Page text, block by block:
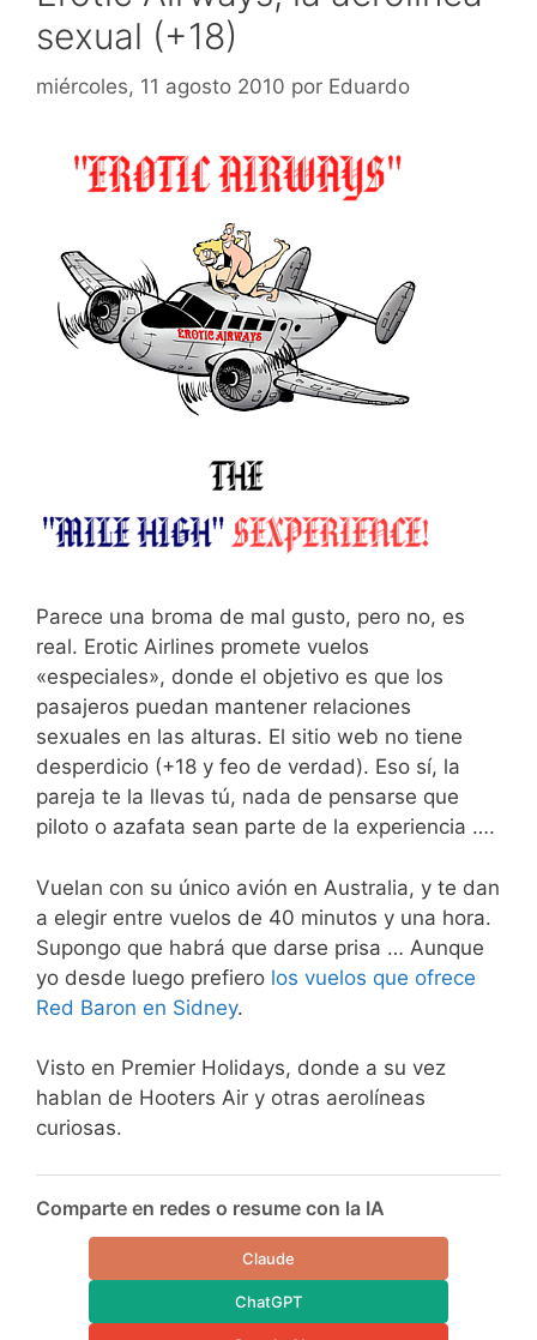
sexual (+18)
miércoles, 11 agosto 2010 por Eduardo
Parece una broma de mal gusto, pero no, es
real. Erotic Airlines promete vuelos
«especiales», donde el objetivo es que los
pasajeros puedan mantener relaciones
sexuales en las alturas. El sitio web no tiene
desperdicio (+18 y feo de verdad). Eso sí, la
pareja te la llevas tú, nada de pensarse que
piloto o azafata sean parte de la experiencia ….
Vuelan con su único avión en Australia, y te dan
a elegir entre vuelos de 40 minutos y una hora.
Supongo que habrá que darse prisa … Aunque
yo desde luego prefiero los vuelos que ofrece
Red Baron en Sidney.
Visto en Premier Holidays, donde a su vez
hablan de Hooters Air y otras aerolíneas
curiosas.
Comparte en redes o resume con la IA
Claude
ChatGPT